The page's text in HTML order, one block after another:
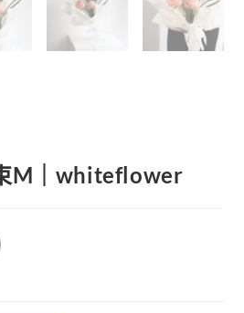
M｜whiteflower